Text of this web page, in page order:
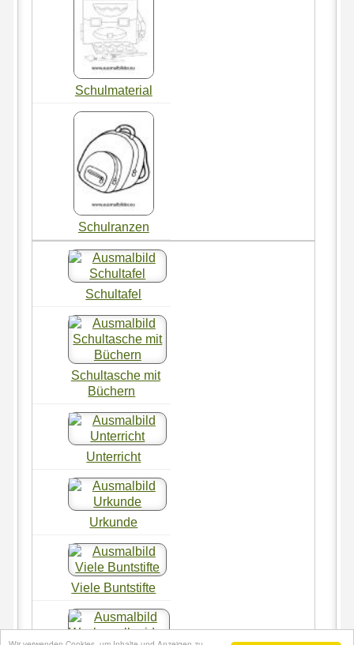
Schulmaterial
Schulranzen
Schultafel
Schultasche mit
Büchern
Unterricht
Urkunde
Viele Buntstifte